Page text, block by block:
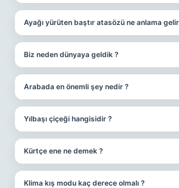
Ayağı yürüten baştır atasözü ne anlama
Biz neden dünyaya geldik ?
Arabada en önemli şey nedir ?
Yılbaşı çiçeği hangisidir ?
Kürtçe ene ne demek ?
Klima kış modu kaç derece olmalı ?